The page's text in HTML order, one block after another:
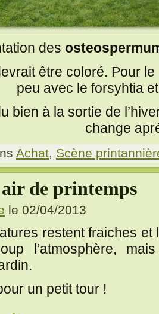
des
être coloré. Pour
peu avec le forsyhtia
bien à la sortie de
change
Achat, Scène
de printemps
le 02/04/2013
restent fraiches
l’atmosphère,
un petit tour !